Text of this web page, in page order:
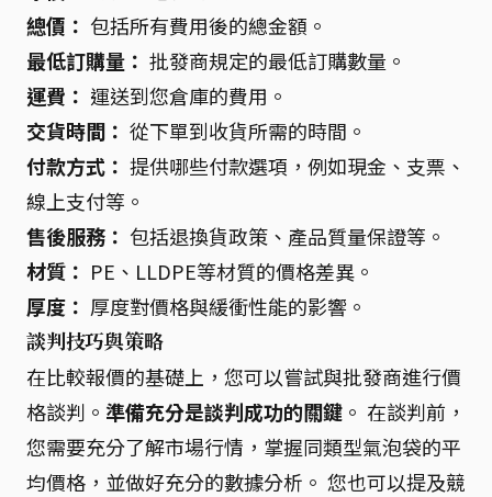
總價： 包括所有費用後的總金額。
最低訂購量： 批發商規定的最低訂購數量。
運費： 運送到您倉庫的費用。
交貨時間： 從下單到收貨所需的時間。
付款方式： 提供哪些付款選項，例如現金、支票、
線上支付等。
售後服務： 包括退換貨政策、產品質量保證等。
材質： PE、LLDPE等材質的價格差異。
厚度： 厚度對價格與緩衝性能的影響。
談判技巧與策略
在比較報價的基礎上，您可以嘗試與批發商進行價
格談判。 準備充分是談判成功的關鍵 。 在談判前，
您需要充分了解市場行情，掌握同類型氣泡袋的平
均價格，並做好充分的數據分析。 您也可以提及競